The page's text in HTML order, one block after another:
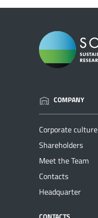
COMPANY
Corporate culture
Shareholders
Meet the Team
Contacts
Headquarter